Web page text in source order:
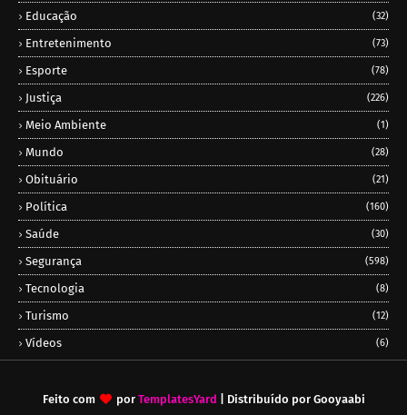
Educação (32)
Entretenimento (73)
Esporte (78)
Justiça (226)
Meio Ambiente (1)
Mundo (28)
Obituário (21)
Política (160)
Saúde (30)
Segurança (598)
Tecnologia (8)
Turismo (12)
Vídeos (6)
Feito com por TemplatesYard | Distribuído por Gooyaabi